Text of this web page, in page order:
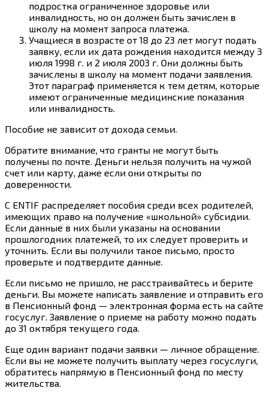
подростка ограниченное здоровье или
инвалидность, но он должен быть зачислен в
школу на момент запроса платежа.
Учащиеся в возрасте от 18 до 23 лет могут подать
заявку, если их дата рождения находится между 3
июля 1998 г. и 2 июля 2003 г. Они должны быть
зачислены в школу на момент подачи заявления.
Этот параграф применяется к тем детям, которые
имеют ограниченные медицинские показания
или инвалидность.
Пособие не зависит от дохода семьи.
Обратите внимание, что гранты не могут быть
получены по почте. Деньги нельзя получить на чужой
счет или карту, даже если они открыты по
доверенности.
C ENTIF распределяет пособия среди всех родителей,
имеющих право на получение «школьной» субсидии.
Если данные в них были указаны на основании
прошлогодних платежей, то их следует проверить и
уточнить. Если вы получили такое письмо, просто
проверьте и подтвердите данные.
Если письмо не пришло, не расстраивайтесь и берите
деньги. Вы можете написать заявление и отправить его
в Пенсионный фонд — электронная форма есть на сайте
госуслуг. Заявление о приеме на работу можно подать
до 31 октября текущего года.
Еще один вариант подачи заявки — личное обращение.
Если вы не можете получить выплату через госуслуги,
обратитесь напрямую в Пенсионный фонд по месту
жительства.